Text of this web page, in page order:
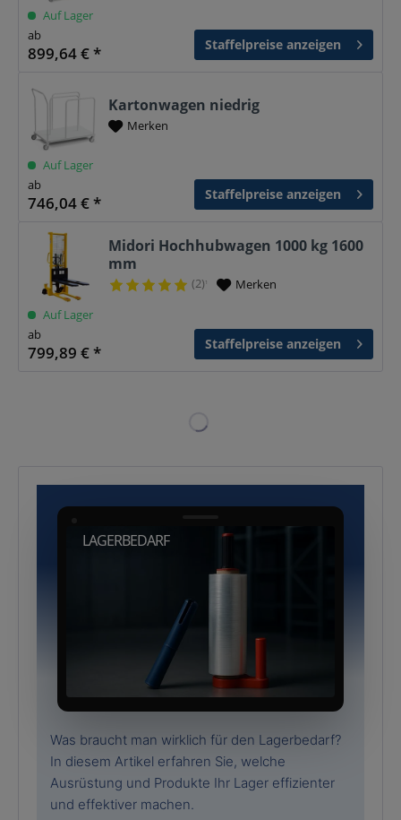
Auf Lager
ab
899,64 € * Staffelpreise anzeigen
Kartonwagen niedrig
Merken
Auf Lager
ab
746,04 € * Staffelpreise anzeigen
Midori Hochhubwagen 1000 kg 1600
mm
(2)¹ Merken
Auf Lager
ab
799,89 € * Staffelpreise anzeigen
LAGERBEDARF
Was braucht man wirklich für den Lagerbedarf?
In diesem Artikel erfahren Sie, welche
Ausrüstung und Produkte Ihr Lager effizienter
und effektiver machen.